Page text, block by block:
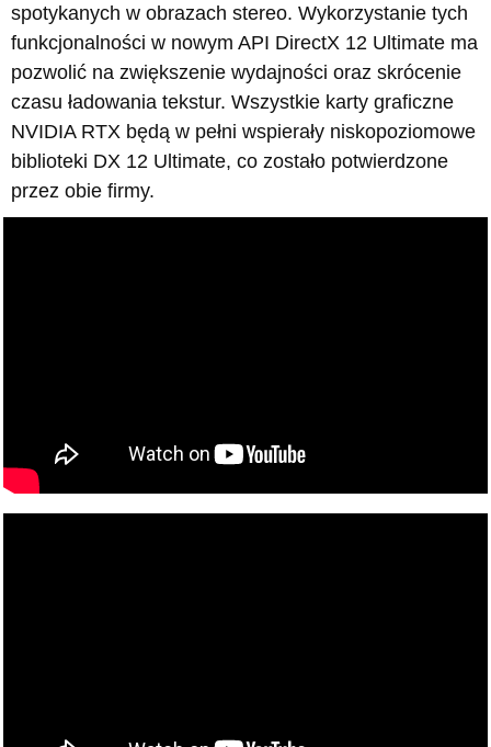
spotykanych w obrazach stereo. Wykorzystanie tych
funkcjonalności w nowym API DirectX 12 Ultimate ma
pozwolić na zwiększenie wydajności oraz skrócenie
czasu ładowania tekstur. Wszystkie karty graficzne
NVIDIA RTX będą w pełni wspierały niskopoziomowe
biblioteki DX 12 Ultimate, co zostało potwierdzone
przez obie firmy.